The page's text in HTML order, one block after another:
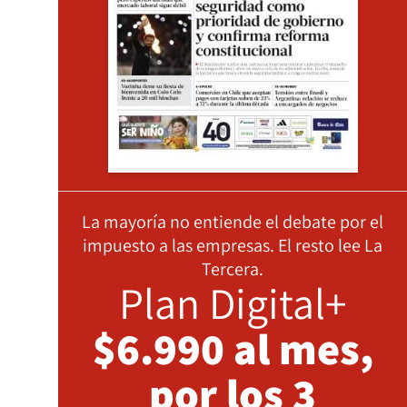
La mayoría no entiende el debate por el
impuesto a las empresas. El resto lee La
Tercera.
Plan Digital+
$6.990 al mes,
por los 3